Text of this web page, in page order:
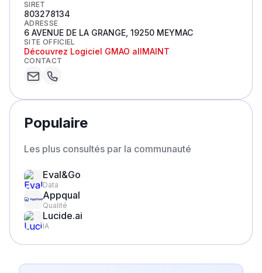
SIRET
803278134
ADRESSE
6 AVENUE DE LA GRANGE, 19250 MEYMAC
SITE OFFICIEL
Découvrez Logiciel GMAO allMAINT
CONTACT
Populaire
Les plus consultés par la communauté
Eval&Go
Data
Appqual
Qualité
Lucide.ai
IA